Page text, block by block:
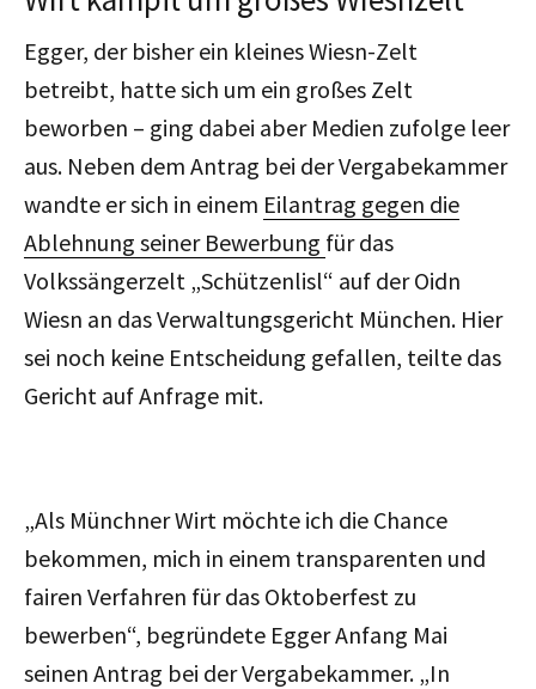
Egger, der bisher ein kleines Wiesn-Zelt
betreibt, hatte sich um ein großes Zelt
beworben – ging dabei aber Medien zufolge leer
aus. Neben dem Antrag bei der Vergabekammer
wandte er sich in einem Eilantrag gegen die
Ablehnung seiner Bewerbung für das
Volkssängerzelt „Schützenlisl“ auf der Oidn
Wiesn an das Verwaltungsgericht München. Hier
sei noch keine Entscheidung gefallen, teilte das
Gericht auf Anfrage mit.
„Als Münchner Wirt möchte ich die Chance
bekommen, mich in einem transparenten und
fairen Verfahren für das Oktoberfest zu
bewerben“, begründete Egger Anfang Mai
seinen Antrag bei der Vergabekammer. „In